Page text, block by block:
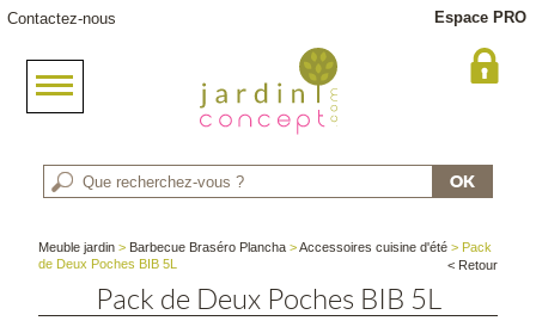
Contactez-nous Espace PRO
Meuble jardin > Barbecue Braséro Plancha >Accessoires cuisine d'été > Pack
de Deux Poches BIB 5L
< Retour
Pack de Deux Poches BIB 5L